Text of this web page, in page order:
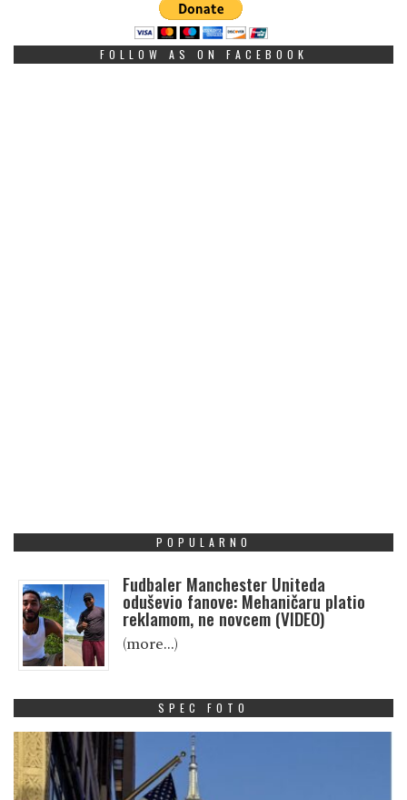
FOLLOW AS ON FACEBOOK
POPULARNO
Fudbaler Manchester Uniteda
oduševio fanove: Mehaničaru platio
reklamom, ne novcem (VIDEO)
(more…)
SPEC FOTO